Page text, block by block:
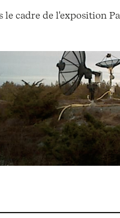
le cadre de l'exposition